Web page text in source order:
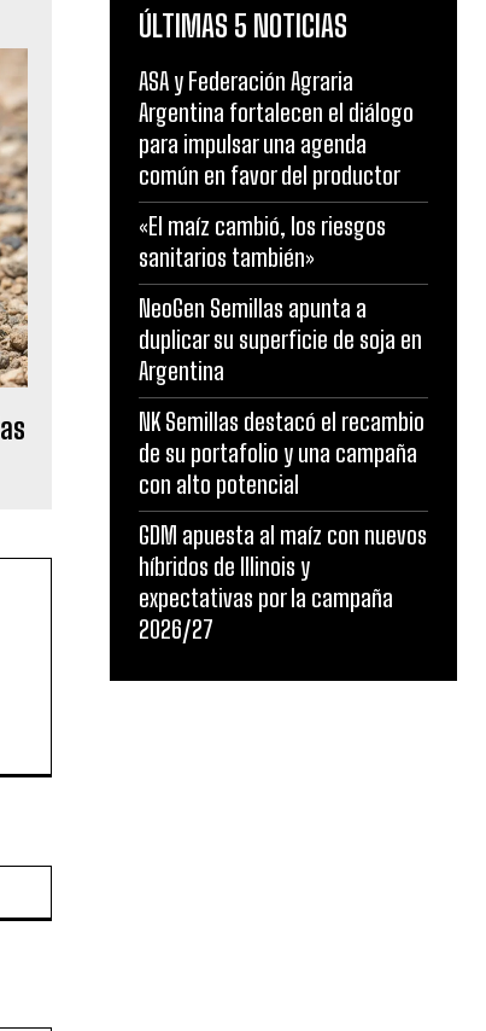
ÚLTIMAS 5 NOTICIAS
ASA y Federación Agraria
Argentina fortalecen el diálogo
para impulsar una agenda
común en favor del productor
«El maíz cambió, los riesgos
sanitarios también»
NeoGen Semillas apunta a
duplicar su superficie de soja en
Argentina
NK Semillas destacó el recambio
de su portafolio y una campaña
con alto potencial
GDM apuesta al maíz con nuevos
híbridos de Illinois y
expectativas por la campaña
2026/27